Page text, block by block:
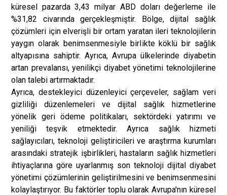
küresel pazarda 3,43 milyar ABD doları değerleme ile
%31,82 civarında gerçekleşmiştir. Bölge, dijital sağlık
çözümleri için elverişli bir ortam yaratan ileri teknolojilerin
yaygın olarak benimsenmesiyle birlikte köklü bir sağlık
altyapısına sahiptir. Ayrıca, Avrupa ülkelerinde diyabetin
artan prevalansı, yenilikçi diyabet yönetimi teknolojilerine
olan talebi artırmaktadır.
Ayrıca, destekleyici düzenleyici çerçeveler, sağlam veri
gizliliği düzenlemeleri ve dijital sağlık hizmetlerine
yönelik geri ödeme politikaları, sektördeki yatırımı ve
yeniliği teşvik etmektedir. Ayrıca sağlık hizmeti
sağlayıcıları, teknoloji geliştiricileri ve araştırma kurumları
arasındaki stratejik işbirlikleri, hastaların sağlık hizmetleri
ihtiyaçlarına göre uyarlanmış son teknoloji dijital diyabet
yönetimi çözümlerinin geliştirilmesini ve benimsenmesini
kolaylaştırıyor. Bu faktörler toplu olarak Avrupa'nın küresel